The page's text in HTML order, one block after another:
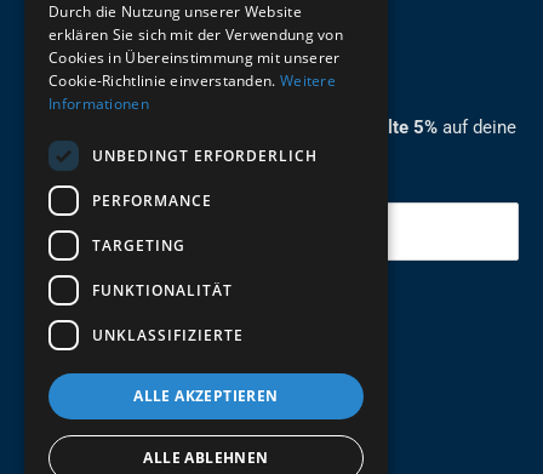
ZUM NEWSLETTER ANMELDEN
Melde dich jetzt zum Newsletter an und erhalte 5% auf deine
erste Bestellung.
Deine Email
Abschicken
German
Durch die Nutzung unserer Website
erklären Sie sich mit der Verwendung von
Cookies in Übereinstimmung mit unserer
Cookie-Richtlinie einverstanden. Weitere
Informationen
UNBEDINGT ERFORDERLICH
PERFORMANCE
TARGETING
FUNKTIONALITÄT
UNKLASSIFIZIERTE
ALLE AKZEPTIEREN
ALLE ABLEHNEN